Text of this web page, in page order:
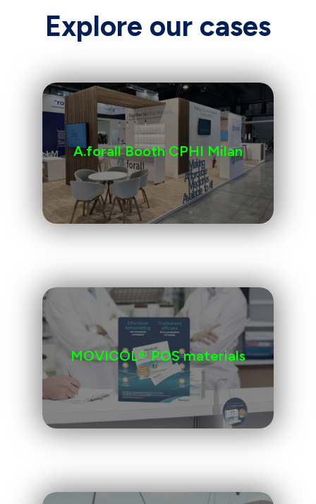
Explore our cases
A.forall Booth CPHI Milan
MOVICOL® POS materials